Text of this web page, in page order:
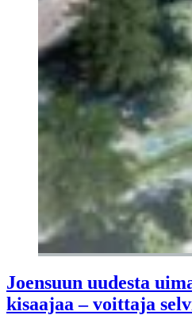
Joensuun uudesta
kisaajaa – voittaja